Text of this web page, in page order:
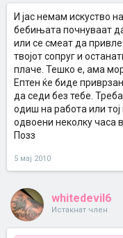
И јас немам искуство
бебињата почнуваат
или се смеат да
твојот сопруг и
плаче. Тешко е, ама
Ептен ќе биде
да седи без тебе.
одиш на работа или
одвоени неколку часа
Позз
5 мај 2010
whitedevil6
Истакнат член